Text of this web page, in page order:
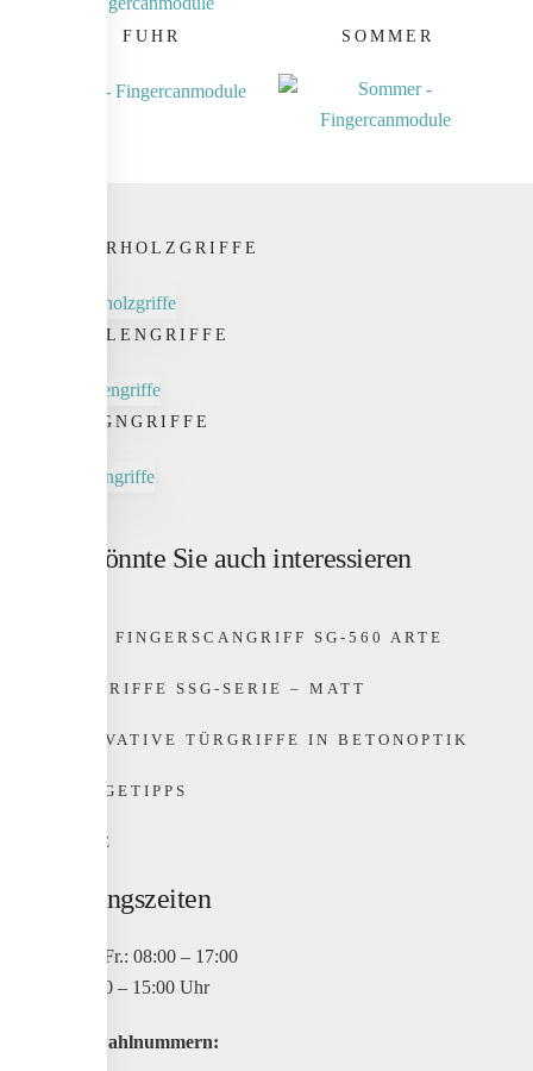
FUHR SOMMER
NATURHOLZGRIFFE
SCHALENGRIFFE
DESIGNGRIFFE
Das könnte Sie auch interessieren
EKEY FINGERSCANGRIFF SG-560 ARTE
TÜRGRIFFE SSG-SERIE – MATT
INNOVATIVE TÜRGRIFFE IN BETONOPTIK
PFLEGETIPPS
HOME
Öffnungszeiten
Mo. bis Fr.: 08:00 – 17:00
Sa: 10:00 – 15:00 Uhr
Durchwahlnummern: